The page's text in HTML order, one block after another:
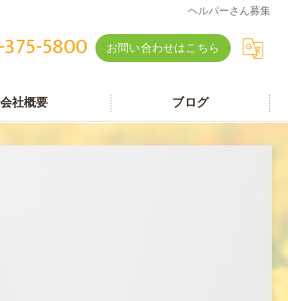
ヘルパーさん募集
5800 お問い合わせはこちら
会社概要 ブログ